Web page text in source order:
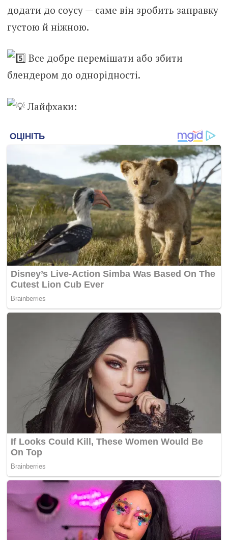
додати до соусу — саме він зробить заправку
густою й ніжною.
Все добре перемішати або збити
блендером до однорідності.
Лайфхаки: